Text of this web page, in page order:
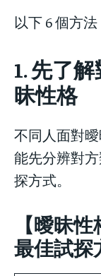
以下 6 個方
1. 先了
昧性格
不同人面對
能先分辨對
探方式。
【曖昧
最佳試探